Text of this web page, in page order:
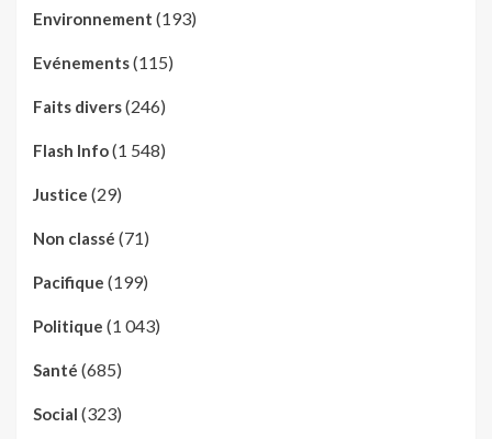
Environnement (193)
Evénements(115)
Faits divers(246)
Flash Info(1 548)
Justice (29)
Non classé (71)
Pacifique (199)
Politique (1 043)
Santé (685)
Social (323)